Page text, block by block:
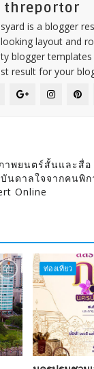
threportor
is a blogger
layout and
blogger
result for your
าพยนตร์สั้นและสื่อ
นดาลใจจากคนพิก
Online
ท่องเที่ยว